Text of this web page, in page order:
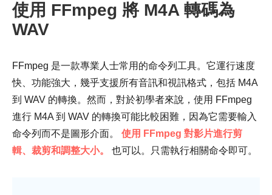
使用 FFmpeg 將 M4A 轉碼為
WAV
FFmpeg 是一款專業人士常用的命令列工具。它運行速度
快、功能強大，幾乎支援所有音訊和視訊格式，包括 M4A
到 WAV 的轉換。然而，對於初學者來說，使用 FFmpeg
進行 M4A 到 WAV 的轉換可能比較困難，因為它需要輸入
命令列而不是圖形介面。 使用 FFmpeg 對影片進行剪
輯、裁剪和調整大小。
也可以。只需執行相關命令即可。